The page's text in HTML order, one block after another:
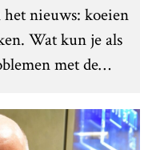
nieuws: koeien
Wat kun je als
met de